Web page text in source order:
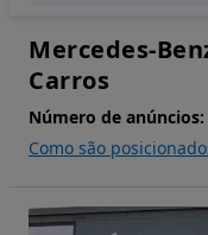
Mercedes-
Carros
Número de anúncios:
Como são